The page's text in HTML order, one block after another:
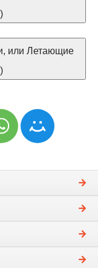
или Летающие